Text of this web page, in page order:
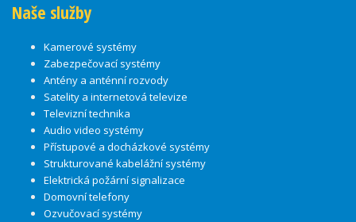
Naše služby
Kamerové systémy
Zabezpečovací systémy
Antény a anténní rozvody
Satelity a internetová televize
Televizní technika
Audio video systémy
Přístupové a docházkové systémy
Strukturované kabelážní systémy
Elektrická požární signalizace
Domovní telefony
Ozvučovací systémy